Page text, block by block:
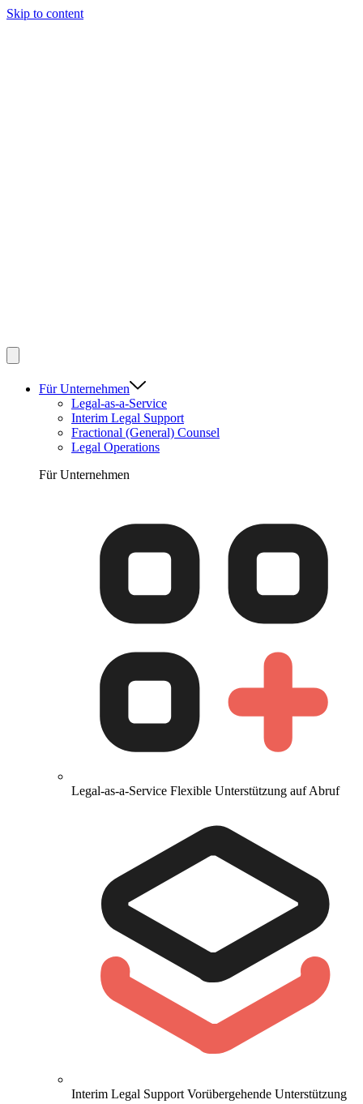
Skip to content
Für Unternehmen
Legal-as-a-Service
Interim Legal Support
Fractional (General) Counsel
Legal Operations
Für Unternehmen
Legal-as-a-Service Flexible Unterstützung auf Abruf
Interim Legal Support Vorübergehende Unterstützung